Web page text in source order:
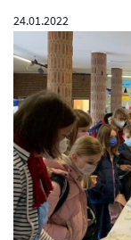
24.01.2022